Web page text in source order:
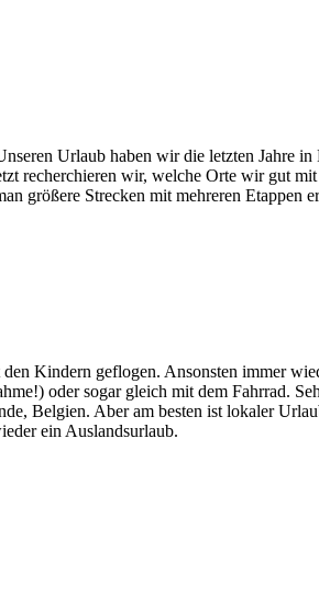
Urlaub haben wir die letzten Jahre in
recherchieren wir, welche Orte wir gut
größere Strecken mit mehreren Etappen
Kindern geflogen. Ansonsten immer
oder sogar gleich mit dem Fahrrad.
Belgien. Aber am besten ist lokaler
ein Auslandsurlaub.